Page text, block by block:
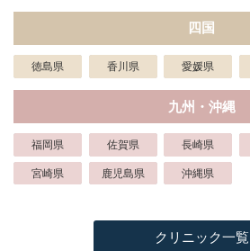
四国
徳島県 香川県 愛媛県
九州・沖縄
福岡県 佐賀県 長崎県
宮崎県 鹿児島県 沖縄県
クリニック一覧